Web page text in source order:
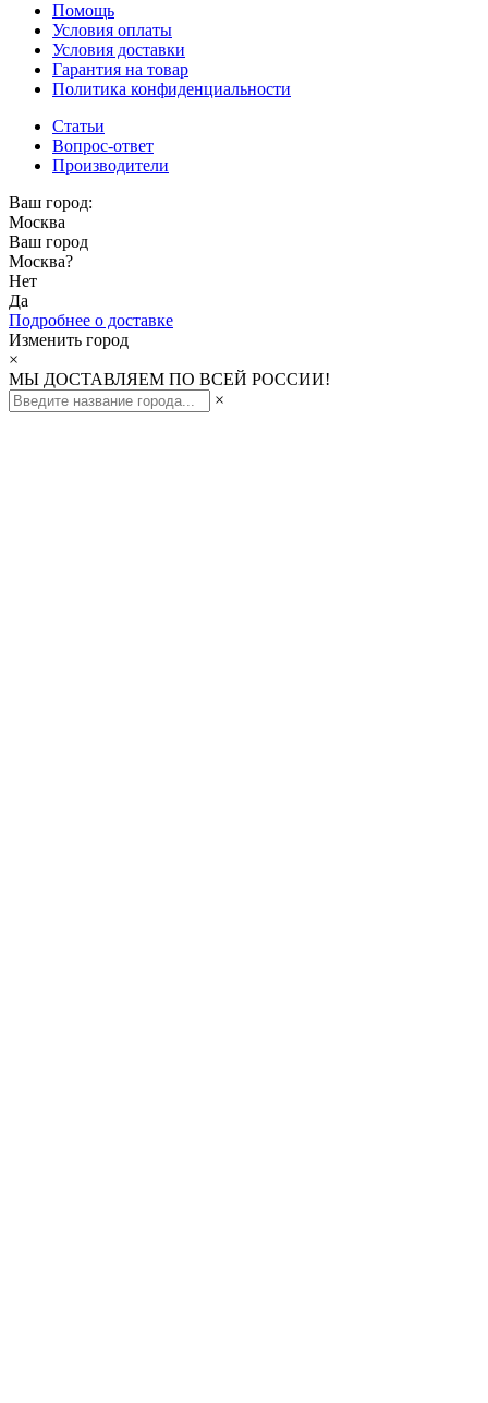
Помощь
Условия оплаты
Условия доставки
Гарантия на товар
Политика конфиденциальности
Статьи
Вопрос-ответ
Производители
Ваш город:
Москва
Ваш город
Москва?
Нет
Да
Подробнее о доставке
Изменить город
×
МЫ ДОСТАВЛЯЕМ ПО ВСЕЙ РОССИИ!
×